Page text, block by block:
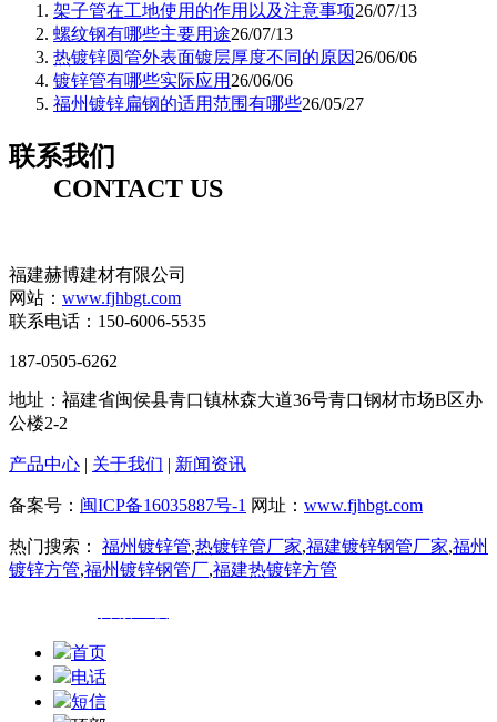
架子管在工地使用的作用以及注意事项26/07/13
螺纹钢有哪些主要用途26/07/13
热镀锌圆管外表面镀层厚度不同的原因 26/06/06
镀锌管有哪些实际应用 26/06/06
福州镀锌扁钢的适用范围有哪些26/05/27
联系我们
CONTACT US
福建赫博建材有限公司
网站： www.fjhbgt.com
联系电话：150-6006-5535
187-0505-6262
地址：福建省闽侯县青口镇林森大道36号青口钢材市场B区办
公楼2-2
产品中心 | 关于我们 | 新闻资讯
备案号： 闽ICP备16035887号-1 网址： www.fjhbgt.com
热门搜索： 福州镀锌管,热镀锌管厂家,福建镀锌钢管厂家,福州
镀锌方管,福州镀锌钢管厂,福建热镀锌方管
首页
电话
短信